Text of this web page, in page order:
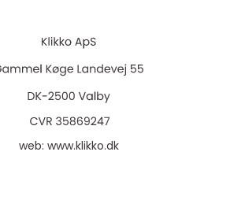
web: www.klikko.dk